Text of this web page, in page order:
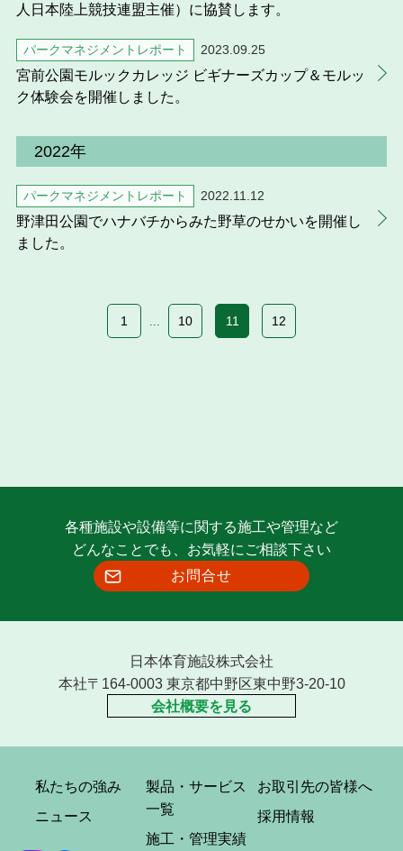
人日本陸上競技連盟主催）に協賛します。
2023.09.25
パークマネジメントレポート
宮前公園モルックカレッジ ビギナーズカップ＆モルッ
ク体験会を開催しました。
2022年
2022.11.12
パークマネジメントレポート
野津田公園でハナバチからみた野草のせかいを開催し
ました。
1 ... 10 11 12
各種施設や設備等に関する施工や管理など
どんなことでも、お気軽にご相談下さい
お問合せ
日本体育施設株式会社
本社〒164-0003 東京都中野区東中野3-20-10
会社概要を見る
私たちの強み
ニュース
製品・サービス
一覧
施工・管理実績
お取引先の皆様へ
採用情報